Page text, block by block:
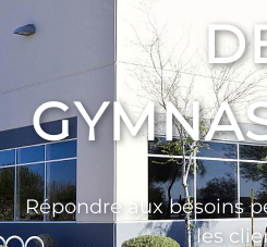
Répondre aux besoins
les